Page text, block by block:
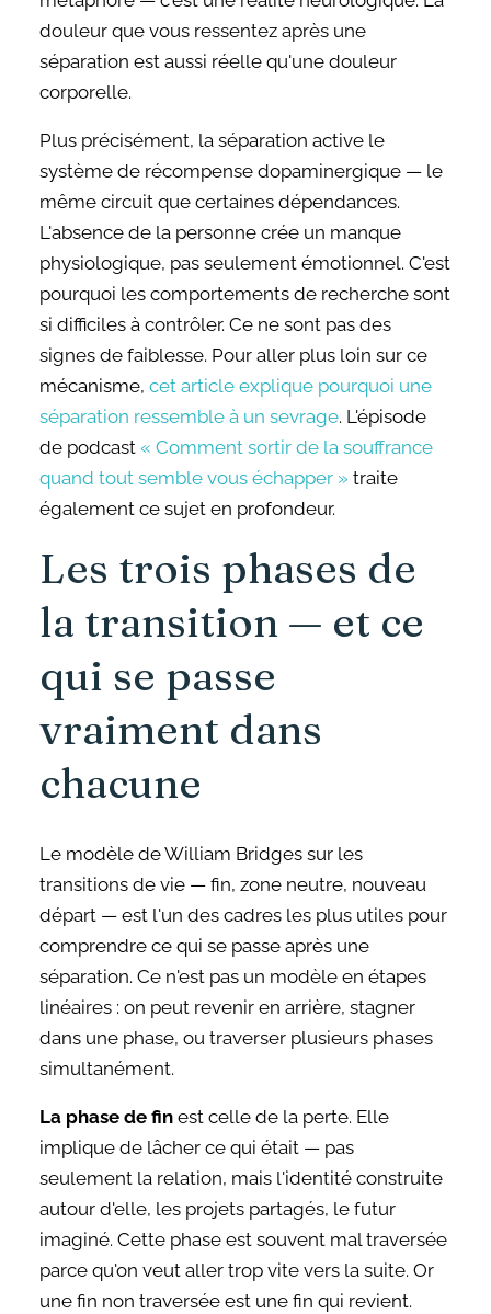
douleur que vous ressentez après une
séparation est aussi réelle qu'une douleur
corporelle.
Plus précisément, la séparation active le
système de récompense dopaminergique — le
même circuit que certaines dépendances.
L'absence de la personne crée un manque
physiologique, pas seulement émotionnel. C'est
pourquoi les comportements de recherche sont
si difficiles à contrôler. Ce ne sont pas des
signes de faiblesse. Pour aller plus loin sur ce
mécanisme,cet article explique pourquoi une
séparation ressemble à un sevrage. L'épisode
de podcast« Comment sortir de la souffrance
quand tout semble vous échapper » traite
également ce sujet en profondeur.
Les trois phases de
la transition — et ce
qui se passe
vraiment dans
chacune
Le modèle de William Bridges sur les
transitions de vie — fin, zone neutre, nouveau
départ — est l'un des cadres les plus utiles pour
comprendre ce qui se passe après une
séparation. Ce n'est pas un modèle en étapes
linéaires : on peut revenir en arrière, stagner
dans une phase, ou traverser plusieurs phases
simultanément.
La phase de fin est celle de la perte. Elle
implique de lâcher ce qui était — pas
seulement la relation, mais l'identité construite
autour d'elle, les projets partagés, le futur
imaginé. Cette phase est souvent mal traversée
parce qu'on veut aller trop vite vers la suite. Or
une fin non traversée est une fin qui revient.